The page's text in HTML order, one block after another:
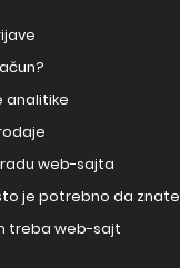
analitike
web-sajta
je potrebno da znate
treba web-sajt